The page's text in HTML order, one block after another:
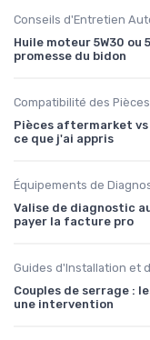
Conseils d'Entretien
Huile moteur 5W30 ou
promesse du bidon
Compatibilité des Pièces
Pièces aftermarket vs
ce que j'ai appris
Équipements de
Valise de diagnostic
payer la facture pro
Guides d'Installation et
Couples de serrage :
une intervention